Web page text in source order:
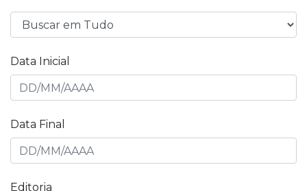
Data Inicial
Data Final
Editoria